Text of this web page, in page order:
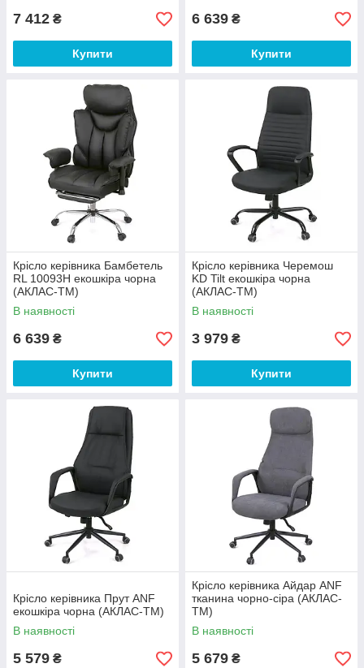
7 412 ₴
Купити
6 639 ₴
Купити
Крісло керівника Бамбетель
RL 10093H екошкіра чорна
(АКЛАС-ТМ)
В наявності
6 639 ₴
Купити
Крісло керівника Черемош
KD Tilt екошкіра чорна
(АКЛАС-ТМ)
В наявності
3 979 ₴
Купити
Крісло керівника Прут ANF
екошкіра чорна (АКЛАС-ТМ)
В наявності
5 579 ₴
Крісло керівника Айдар ANF
тканина чорно-сіра (АКЛАС-
ТМ)
В наявності
5 679 ₴